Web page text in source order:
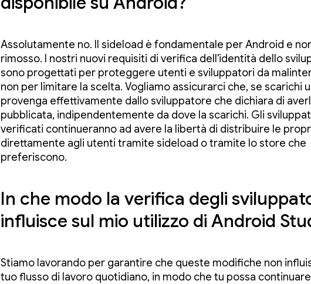
Assolutamente no. Il sideload è fondamentale per Android e
rimosso. I nostri nuovi requisiti di verifica dell'identità dello
sono progettati per proteggere utenti e sviluppatori da
non per limitare la scelta. Vogliamo assicurarci che, se scarichi
provenga effettivamente dallo sviluppatore che dichiara di
pubblicata, indipendentemente da dove la scarichi. Gli
verificati continueranno ad avere la libertà di distribuire le
direttamente agli utenti tramite sideload o tramite lo store che
preferiscono.
In che modo la verifica degli
influisce sul mio utilizzo di Android
Stiamo lavorando per garantire che queste modifiche non
tuo flusso di lavoro quotidiano, in modo che tu possa